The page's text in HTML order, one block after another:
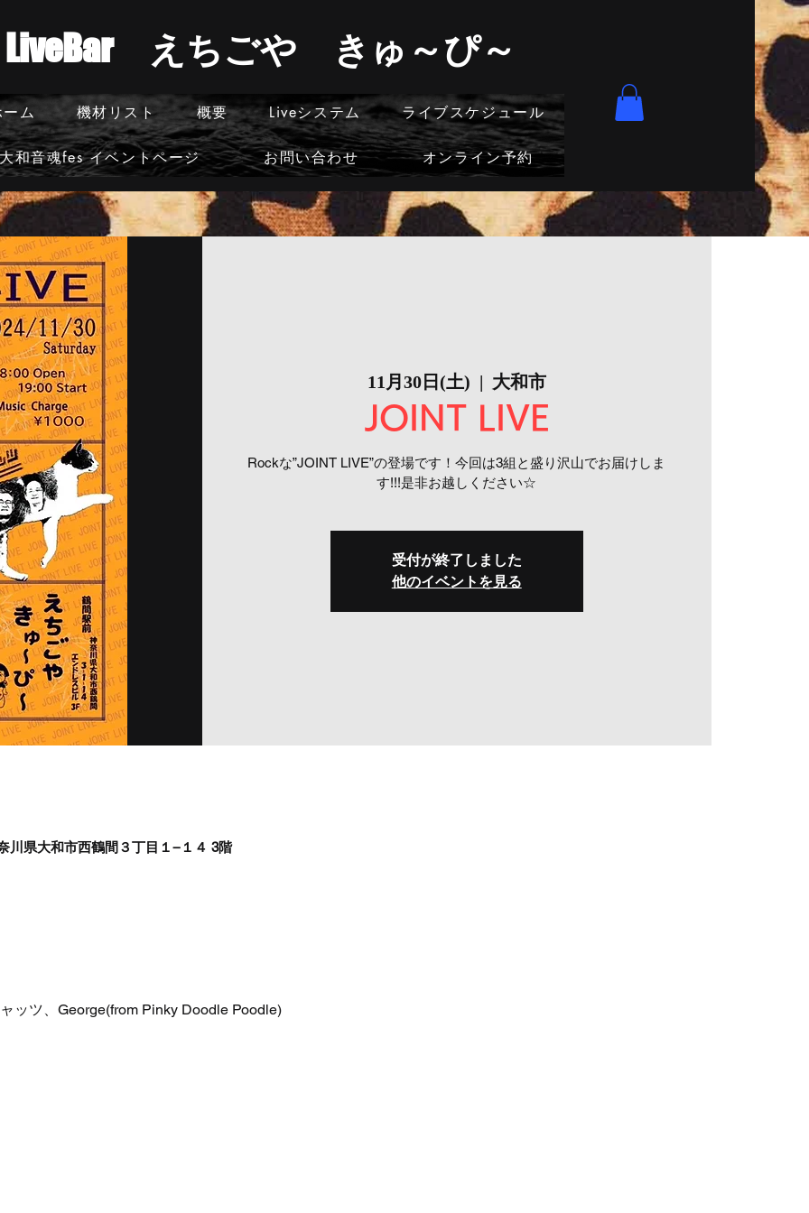
​LiveBar えちごや きゅ～ぴ～
ム 機材リスト 概要 Liveシステム ライブスケジュール
大和音魂fes イベントページ お問い合わせ オンライン予約
11月30日(土)
  |
大和市
JOINT LIVE
Rockな”JOINT LIVE”の登場です！今回は3組と盛り沢山でお届けしま
す!!!是非お越しください☆
受付が終了しました
他のイベントを見る
川県大和市西鶴間３丁目１−１４ 3階
ッツ、George(from Pinky Doodle Poodle)